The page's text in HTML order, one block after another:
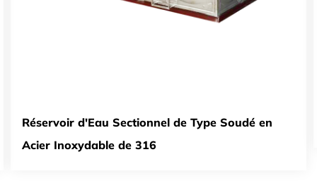
Réservoir d'Eau Sectionnel de Type Soudé en
Acier Inoxydable de 316